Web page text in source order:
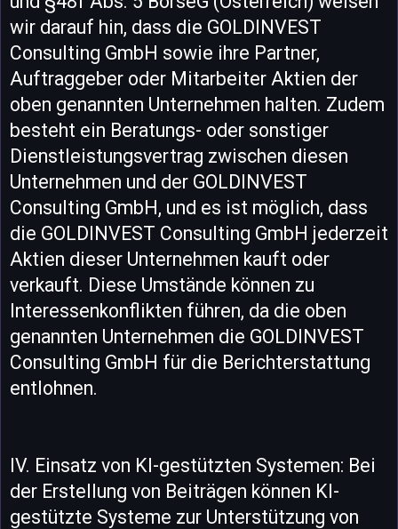
wir darauf hin, dass die GOLDINVEST
Consulting GmbH sowie ihre Partner,
Auftraggeber oder Mitarbeiter Aktien der
oben genannten Unternehmen halten. Zudem
besteht ein Beratungs- oder sonstiger
Dienstleistungsvertrag zwischen diesen
Unternehmen und der GOLDINVEST
Consulting GmbH, und es ist möglich, dass
die GOLDINVEST Consulting GmbH jederzeit
Aktien dieser Unternehmen kauft oder
verkauft. Diese Umstände können zu
Interessenkonflikten führen, da die oben
genannten Unternehmen die GOLDINVEST
Consulting GmbH für die Berichterstattung
entlohnen.
IV. Einsatz von KI-gestützten Systemen: Bei
der Erstellung von Beiträgen können KI-
gestützte Systeme zur Unterstützung von